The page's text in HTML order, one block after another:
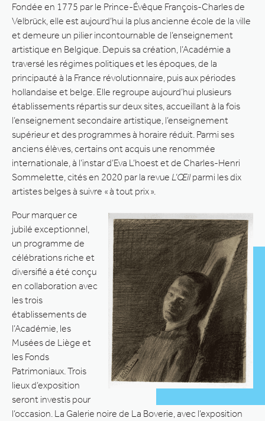
Fondée en 1775 par le Prince-Évêque François-Charles de
Velbrück, elle est aujourd’hui la plus ancienne école de la ville
et demeure un pilier incontournable de l’enseignement
artistique en Belgique. Depuis sa création, l’Académie a
traversé les régimes politiques et les époques, de la
principauté à la France révolutionnaire, puis aux périodes
hollandaise et belge. Elle regroupe aujourd’hui plusieurs
établissements répartis sur deux sites, accueillant à la fois
l’enseignement secondaire artistique, l’enseignement
supérieur et des programmes à horaire réduit. Parmi ses
anciens élèves, certains ont acquis une renommée
internationale, à l’instar d’Eva L’hoest et de Charles-Henri
Sommelette, cités en 2020 par la revue L’Œilparmi les dix
artistes belges à suivre « à tout prix ».
Pour marquer ce
jubilé exceptionnel,
un programme de
célébrations riche et
diversifié a été conçu
en collaboration avec
les trois
établissements de
l’Académie, les
Musées de Liège et
les Fonds
Patrimoniaux. Trois
lieux d’exposition
seront investis pour
l’occasion. La Galerie noire de La Boverie, avec l’exposition